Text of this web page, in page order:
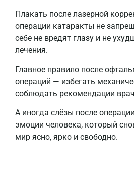
Плакать после лазерной
операции катаракты не
себе не вредят глазу и не
лечения.
Главное правило после
операций — избегать
соблюдать рекомендации
А иногда слёзы после
эмоции человека, который
мир ясно, ярко и свободно.